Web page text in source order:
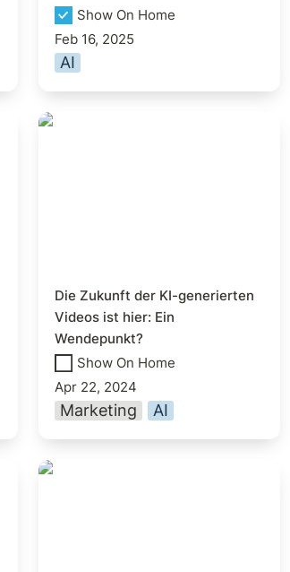
Show On Home
Feb 16, 2025
AI
Die Zukunft der KI-
Die Zukunft der KI-generierten
Videos ist hier: Ein
Wendepunkt?
Show On Home
Apr 22, 2024
Marketing AI
Marketing Quick Thought -